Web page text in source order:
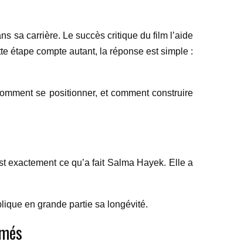
sa carrière. Le succès critique du film l’aide
étape compte autant, la réponse est simple :
se positionner, et comment construire
exactement ce qu’a fait Salma Hayek. Elle a
en grande partie sa longévité.